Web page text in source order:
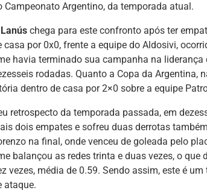
Campeonato Argentino, da temporada atual.
Lanús chega para este confronto após ter
casa por 0x0, frente a equipe do Aldosivi,
havia terminado sua campanha na
rodadas. Quanto a Copa da
dentro de casa por 2×0 sobre a equipe
retrospecto da temporada passada, em
dois empates e sofreu duas derrotas
na final, onde venceu de goleada pelo
balançou as redes trinta e duas vezes, o
vezes, média de 0.59. Sendo assim, este é
ataque.